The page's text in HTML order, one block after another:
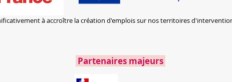
à accroître la création d'emplois sur nos territoires
Partenaires majeurs